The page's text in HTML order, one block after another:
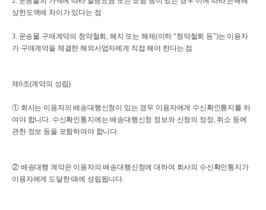
상한도액에 차이가 있다는 점
3. 운송물 구매계약의 청약철회, 해지 또는 해제(이하 “청약철회 등”)는 이용자
가 구매계약을 체결한 해외사업자에게 직접 해야 한다는 점
제6조(계약의 성립)
① 회사는 이용자의 배송대행신청이 있는 경우 이용자에게 수신확인통지를 하
여야 합니다. 수신확인통지에는 배송대행신청 정보와 신청의 정정, 취소 등에
관한 정보 등을 포함하여야 합니다.
② 배송대행 계약은 이용자의 배송대행신청에 대하여 회사의 수신확인통지가
이용자에게 도달한 때에 성립됩니다.